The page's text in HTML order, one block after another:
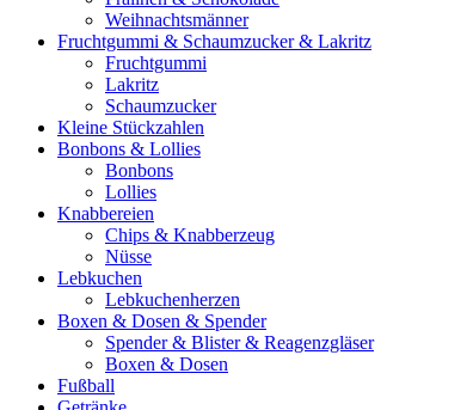
Weihnachtsmänner
Fruchtgummi & Schaumzucker & Lakritz
Fruchtgummi
Lakritz
Schaumzucker
Kleine Stückzahlen
Bonbons & Lollies
Bonbons
Lollies
Knabbereien
Chips & Knabberzeug
Nüsse
Lebkuchen
Lebkuchenherzen
Boxen & Dosen & Spender
Spender & Blister & Reagenzgläser
Boxen & Dosen
Fußball